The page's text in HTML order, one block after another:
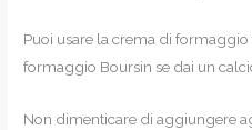
Puoi usare la crema di
formaggio Boursin se dai un
Non dimenticare di aggiungere